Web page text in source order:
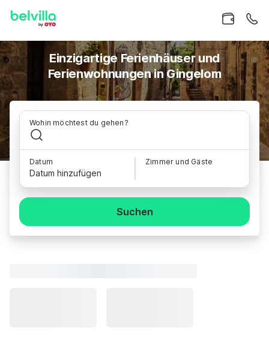
Einzigartige Ferienhäuser und
Ferienwohnungen in Gingelom
Wohin möchtest du gehen?
Datum
Datum hinzufügen
Zimmer und Gäste
Suchen